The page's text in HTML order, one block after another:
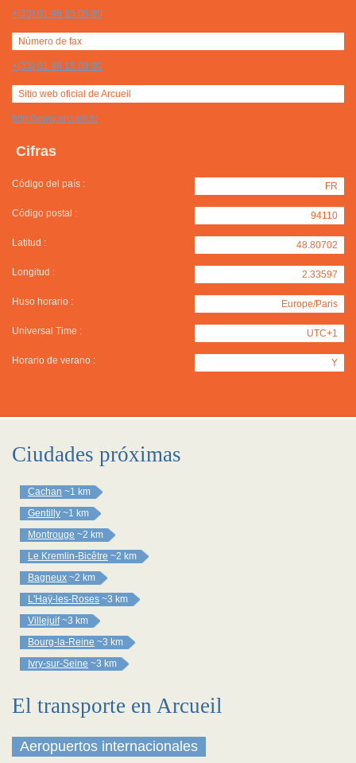
+(33) 01 46 15 08 80
Número de fax
+(33) 01 46 15 08 90
Sitio web oficial de Arcueil
http://www.arcueil.fr/
Cifras
Código del país : FR
Código postal : 94110
Latitud : 48.80702
Longitud : 2.33597
Huso horario : Europe/Paris
Universal Time : UTC+1
Horario de verano : Y
Ciudades próximas
Cachan ~1 km
Gentilly ~1 km
Montrouge ~2 km
Le Kremlin-Bicêtre ~2 km
Bagneux ~2 km
L'Haÿ-les-Roses ~3 km
Villejuif ~3 km
Bourg-la-Reine ~3 km
Ivry-sur-Seine ~3 km
El transporte en Arcueil
Aeropuertos internacionales